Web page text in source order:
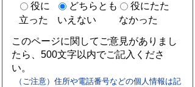
役に
立った
どちらとも
いえない
役にたた
なかった
このページに関してご意見がありまし
たら、500文字以内でご記入くださ
い。
（ご注意）住所や電話番号などの個人情報は記